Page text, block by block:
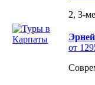
2, 3-
от